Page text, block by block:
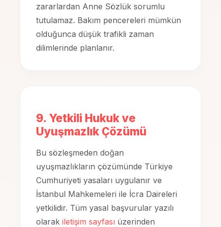
zararlardan Anne Sözlük sorumlu
tutulamaz. Bakım pencereleri mümkün
olduğunca düşük trafikli zaman
dilimlerinde planlanır.
9. Yetkili Hukuk ve
Uyuşmazlık Çözümü
Bu sözleşmeden doğan
uyuşmazlıkların çözümünde Türkiye
Cumhuriyeti yasaları uygulanır ve
İstanbul Mahkemeleri ile İcra Daireleri
yetkilidir. Tüm yasal başvurular yazılı
olarak iletişim sayfası üzerinden